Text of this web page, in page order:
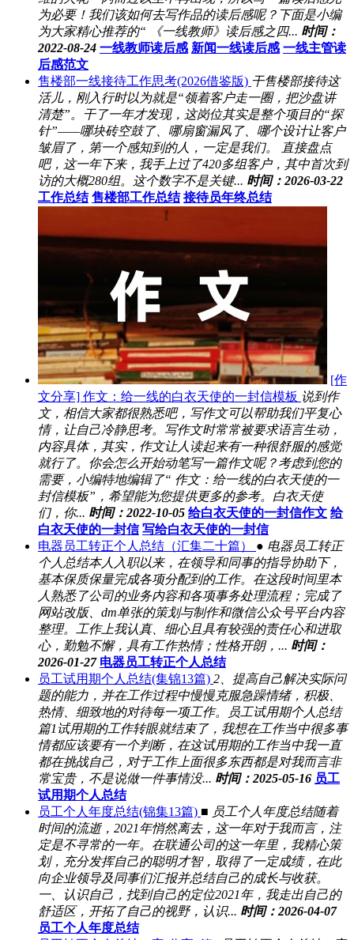
为必要！我们该如何去写作品的读后感呢？下面是小编
为大家精心推荐的“ 《一线教师》读后感之四... 时间：
2022-08-24 一线教师读后感 新闻一线读后感 一线主管读
后感范文
售楼部一线接待工作思考(2026借鉴版) 干售楼部接待这
活儿，刚入行时以为就是“领着客户走一圈，把沙盘讲
清楚”。干了一年才发现，这岗位其实是整个项目的“探
针”——哪块砖空鼓了、哪扇窗漏风了、哪个设计让客户
皱眉了，第一个感知到的人，一定是我们。 直接盘点
吧，这一年下来，我手上过了420多组客户，其中首次到
访的大概280组。这个数字不是关键... 时间：2026-03-22
工作总结 售楼部工作总结 接待员年终总结
[作
文分享] 作文：给一线的白衣天使的一封信模板 说到作
文，相信大家都很熟悉吧，写作文可以帮助我们平复心
情，让自己冷静思考。写作文时常常被要求语言生动，
内容具体，其实，作文让人读起来有一种很舒服的感觉
就行了。你会怎么开始动笔写一篇作文呢？考虑到您的
需要，小编特地编辑了“ 作文：给一线的白衣天使的一
封信模板”，希望能为您提供更多的参考。白衣天使
们，你... 时间：2022-10-05 给白衣天使的一封信作文 给
白衣天使的一封信 写给白衣天使的一封信
电器员工转正个人总结（汇集二十篇）
● 电器员工转正
个人总结本人入职以来，在领导和同事的指导协助下，
基本保质保量完成各项分配到的工作。在这段时间里本
人熟悉了公司的业务内容和各项事务处理流程；完成了
网站改版、dm单张的策划与制作和微信公众号平台内容
整理。工作上我认真、细心且具有较强的责任心和进取
心，勤勉不懈，具有工作热情；性格开朗，... 时间：
2026-01-27 电器员工转正个人总结
员工试用期个人总结(集锦13篇) 2、提高自己解决实际问
题的能力，并在工作过程中慢慢克服急躁情绪，积极、
热情、细致地的对待每一项工作。员工试用期个人总结
篇1试用期的工作转眼就结束了，我想在工作当中很多事
情都应该要有一个判断，在这试用期的工作当中我一直
都在挑战自己，对于工作上面很多东西都是对我而言非
常宝贵，不是说做一件事情没... 时间：2025-05-16 员工
试用期个人总结
员工个人年度总结(锦集13篇) ■ 员工个人年度总结随着
时间的流逝，2021年悄然离去，这一年对于我而言，注
定是不寻常的一年。在联通公司的这一年里，我精心策
划，充分发挥自己的聪明才智，取得了一定成绩，在此
向企业领导及同事们汇报并总结自己的成长与收获。
一、认识自己，找到自己的定位2021年，我走出自己的
舒适区，开拓了自己的视野，认识... 时间：2026-04-07
员工个人年度总结